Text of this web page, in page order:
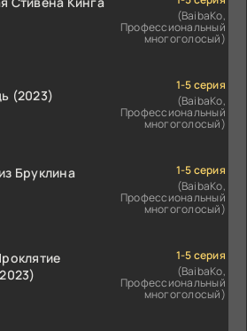
(BaibaKo,
Профессиональный
многоголосый)
(2023)
1-5 серия
(BaibaKo,
Профессиональный
многоголосый)
Бруклина
1-5 серия
(BaibaKo,
Профессиональный
многоголосый)
1-5 серия
(BaibaKo,
Профессиональный
многоголосый)